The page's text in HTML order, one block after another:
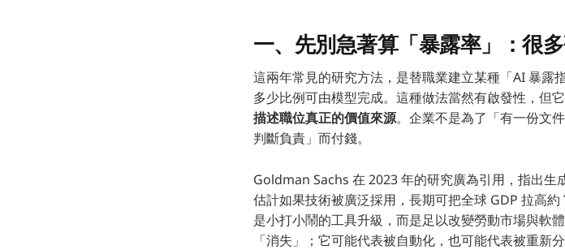
一、先別急著算「暴露率」：很
這兩年常見的研究方法，是替職業建立某種「AI 暴露
多少比例可由模型完成。這種做法當然有啟發性，但
描述職位真正的價值來源。企業不是為了「有一份文
判斷負責」而付錢。
Goldman Sachs 在 2023 年的研究廣為引用，指出生
估計如果技術被廣泛採用，長期可把全球 GDP 拉高約
是小打小鬧的工具升級，而是足以改變勞動市場與軟
「消失」；它可能代表被自動化，也可能代表被重新